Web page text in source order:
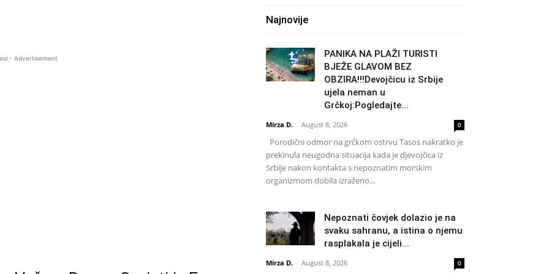
- Advertisement
Najnovije
PANIKA NA PLAŽI TURISTI
BJEŽE GLAVOM BEZ
OBZIRA!!!Devojčicu iz Srbije
ujela neman u
Grčkoj:Pogledajte...
Mirza D. - August 8, 2026 0
Porodični odmor na grčkom ostrvu Tasos nakratko je
prekinula neugodna situacija kada je djevojčica iz
Srbije nakon kontakta s nepoznatim morskim
organizmom dobila izraženo...
Nepoznati čovjek dolazio je na
svaku sahranu, a istina o njemu
rasplakala je cijeli...
Mirza D. - August 8, 2026 0